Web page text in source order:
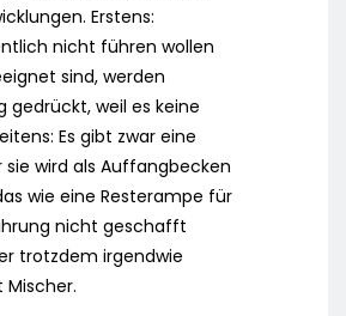
Erstens:
nicht führen wollen
sind, werden
gedrückt, weil es keine
Es gibt zwar eine
wird als Auffangbecken
wie eine Resterampe für
nicht geschafft
trotzdem irgendwie
Mischer.